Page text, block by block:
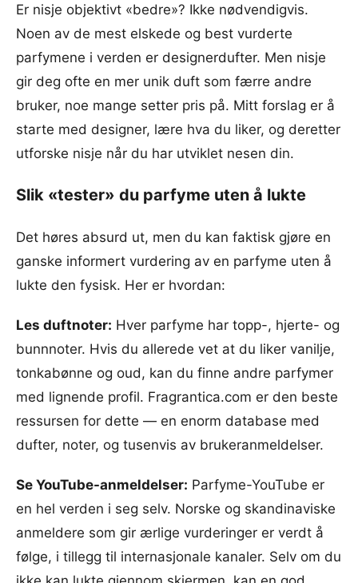
Er nisje objektivt «bedre»? Ikke nødvendigvis.
Noen av de mest elskede og best vurderte
parfymene i verden er designerdufter. Men nisje
gir deg ofte en mer unik duft som færre andre
bruker, noe mange setter pris på. Mitt forslag er å
starte med designer, lære hva du liker, og deretter
utforske nisje når du har utviklet nesen din.
Slik «tester» du parfyme uten å lukte
Det høres absurd ut, men du kan faktisk gjøre en
ganske informert vurdering av en parfyme uten å
lukte den fysisk. Her er hvordan:
Les duftnoter: Hver parfyme har topp-, hjerte- og
bunnnoter. Hvis du allerede vet at du liker vanilje,
tonkabønne og oud, kan du finne andre parfymer
med lignende profil. Fragrantica.com er den beste
ressursen for dette — en enorm database med
dufter, noter, og tusenvis av brukeranmeldelser.
Se YouTube-anmeldelser: Parfyme-YouTube er
en hel verden i seg selv. Norske og skandinaviske
anmeldere som gir ærlige vurderinger er verdt å
følge, i tillegg til internasjonale kanaler. Selv om du